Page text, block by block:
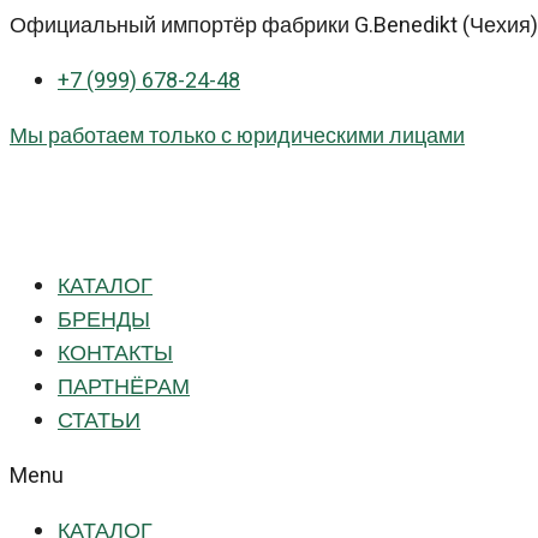
Перейти
контенту
Официальный импортёр фабрики G.Benedikt
+7 (999) 678-24-48
Мы работаем только с юридическими лицами
КАТАЛОГ
БРЕНДЫ
КОНТАКТЫ
ПАРТНЁРАМ
СТАТЬИ
Menu
КАТАЛОГ